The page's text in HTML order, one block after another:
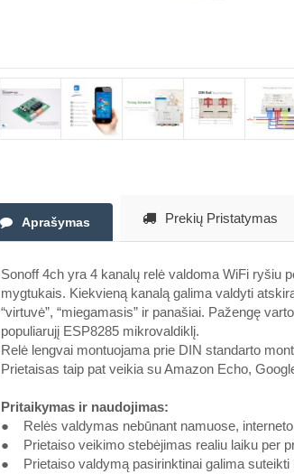
Aprašymas Prekių Pristatymas
Sonoff 4ch yra 4 kanalų relė valdoma WiFi ryšiu
mygtukais. Kiekvieną kanalą galima valdyti
“virtuvė”, “miegamasis” ir panašiai. Pažengę
populiarujį ESP8285 mikrovaldiklį.
Relė lengvai montuojama prie DIN standarto
Prietaisas taip pat veikia su Amazon Echo,
Pritaikymas ir naudojimas:
● Relės valdymas nebūnant namuose,
● Prietaiso veikimo stebėjimas realiu laiku per
● Prietaiso valdymą pasirinktinai galima suteikti